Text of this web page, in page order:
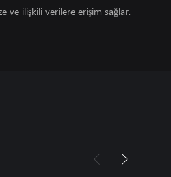
ve ilişkili verilere erişim sağlar.